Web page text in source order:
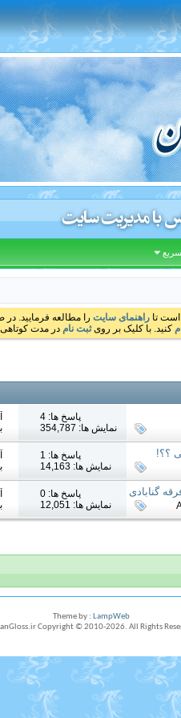
با مدیریت سایت
است تا راهنمای سایت را مطالعه فرمایید.
کنید. با کلیک بر رویثبت نام در مدت
پاسخ ها: 4
نمایش ها: 354,787
؟؟!
پاسخ ها: 1
نمایش ها: 14,163
گنابادی
پاسخ ها: 0
نمایش ها: 12,051
Theme by : LampWeb
Copyright © 2010-2026. All Rights